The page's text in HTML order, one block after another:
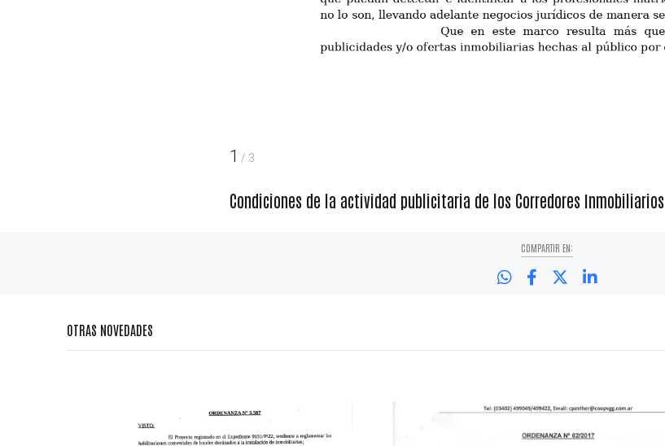
1 / 3
Condiciones de la actividad publicitaria de los Corredores Inmobiliarios
COMPARTIR EN:
OTRAS NOVEDADES